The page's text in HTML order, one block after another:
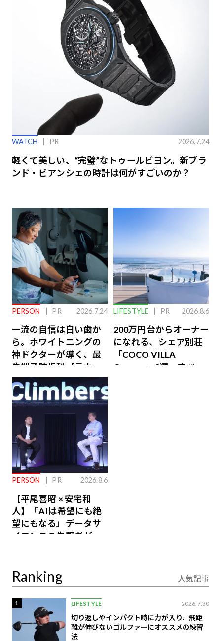
WATCH PR 2026.7.24
軽くて美しい、“完璧”なトゥールビヨン。新ブラ
ンド・ビアンシェの時計は何がすごいのか？
PERSON PR 2026.7.24
一流の自信は白い歯か
ら。ホワイトニングの
神ドクターが導く、最
先端予防歯科【ラウン
ジ会員特典あり】
LIFESTYLE PR 2026.8.6
200万円台からオーナー
になれる、シェア別荘
「COCO VILLA
Owners」3選。すべて
PERSON PR 2026.8.6
【平尾喜昭 × 安宅和
人】「AIは希望にも絶
望にもなる」データサ
イエンスの先駆者が語
Ranking 人気記事
1 LIFESTYLE 2026.7.30
切り返しやインパクト時に力が入り、飛距
離が伸びないゴルファーにオススメの練習
法